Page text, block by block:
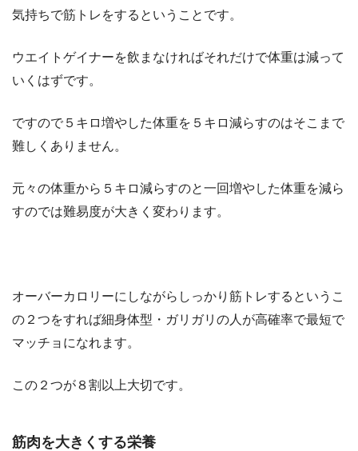
気持ちで筋トレをするということです。
ウエイトゲイナーを飲まなければそれだけで体重は減って
いくはずです。
ですので５キロ増やした体重を５キロ減らすのはそこまで
難しくありません。
元々の体重から５キロ減らすのと一回増やした体重を減ら
すのでは難易度が大きく変わります。
オーバーカロリーにしながらしっかり筋トレするというこ
の２つをすれば細身体型・ガリガリの人が高確率で最短で
マッチョになれます。
この２つが８割以上大切です。
筋肉を大きくする栄養